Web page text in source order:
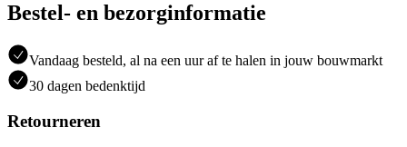
Bestel- en bezorginformatie
Vandaag besteld, al na een uur af te halen in jouw bouwmarkt
30 dagen bedenktijd
Retourneren